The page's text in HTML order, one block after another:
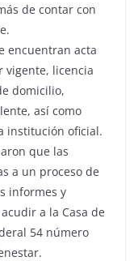
de contar con
encuentran acta
vigente, licencia
domicilio,
así como
institución oficial.
que las
a un proceso de
informes y
a la Casa de
54 número